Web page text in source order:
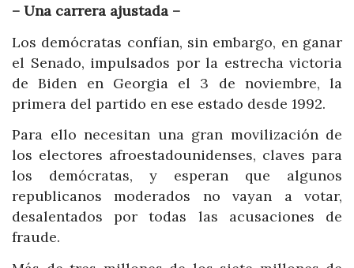
– Una carrera ajustada –
Los demócratas confían, sin embargo, en ganar
el Senado, impulsados por la estrecha victoria
de Biden en Georgia el 3 de noviembre, la
primera del partido en ese estado desde 1992.
Para ello necesitan una gran movilización de
los electores afroestadounidenses, claves para
los demócratas, y esperan que algunos
republicanos moderados no vayan a votar,
desalentados por todas las acusaciones de
fraude.